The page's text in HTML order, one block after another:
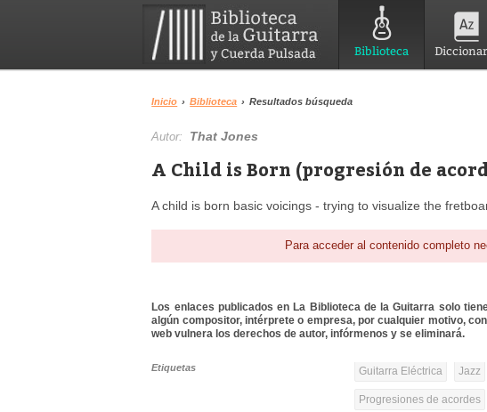
Biblioteca
Inicio › Biblioteca › Resultados búsqueda
Autor: That Jones
A Child is Born (progresión de
A child is born basic voicings - trying to visualize the
Para acceder al contenido completo
Los enlaces publicados en La Biblioteca de la Guitarra solo
algún compositor, intérprete o empresa, por cualquier motivo,
web vulnera los derechos de autor, infórmenos y se eliminará.
Etiquetas Guitarra Eléctrica Jazz
Progresiones de acordes